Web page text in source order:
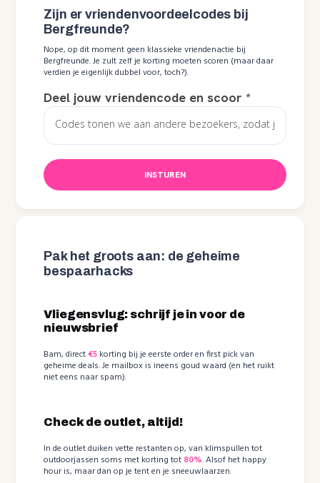
Zijn er vriendenvoordeelcodes bij
Bergfreunde?
Nope, op dit moment geen klassieke vriendenactie bij
Bergfreunde. Je zult zelf je korting moeten scoren (maar daar
verdien je eigenlijk dubbel voor, toch?).
Deel jouw vriendencode en scoor*
INSTUREN
Pak het groots aan: de geheime
bespaarhacks
Vliegensvlug: schrijf je in voor de
nieuwsbrief
Bam, direct€5 korting bij je eerste order en first pick van
geheime deals. Je mailbox is ineens goud waard (en het ruikt
niet eens naar spam).
Check de outlet, altijd!
In de outlet duiken vette restanten op, van klimspullen tot
outdoorjassen soms met korting tot 80%. Alsof het happy
hour is, maar dan op je tent en je sneeuwlaarzen.